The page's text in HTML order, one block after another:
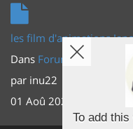
les film d'animations
Dans Forum Principal
par inu22
01 Aoû 2026 20:56
To add